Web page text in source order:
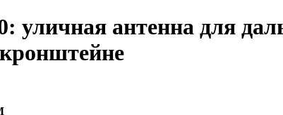
уличная антенна для